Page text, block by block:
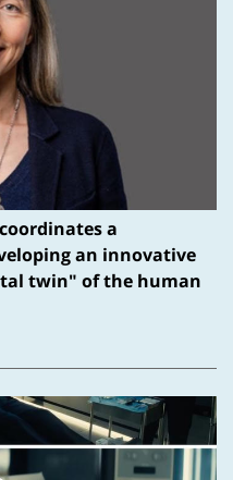
a
an innovative
twin" of the human